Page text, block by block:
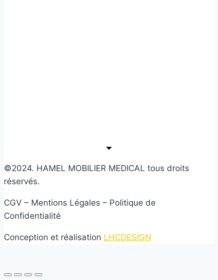
©2024. HAMEL MOBILIER MEDICAL tous droits
réservés.
CGV – Mentions Légales – Politique de
Confidentialité
Conception et réalisation LHCDESIGN